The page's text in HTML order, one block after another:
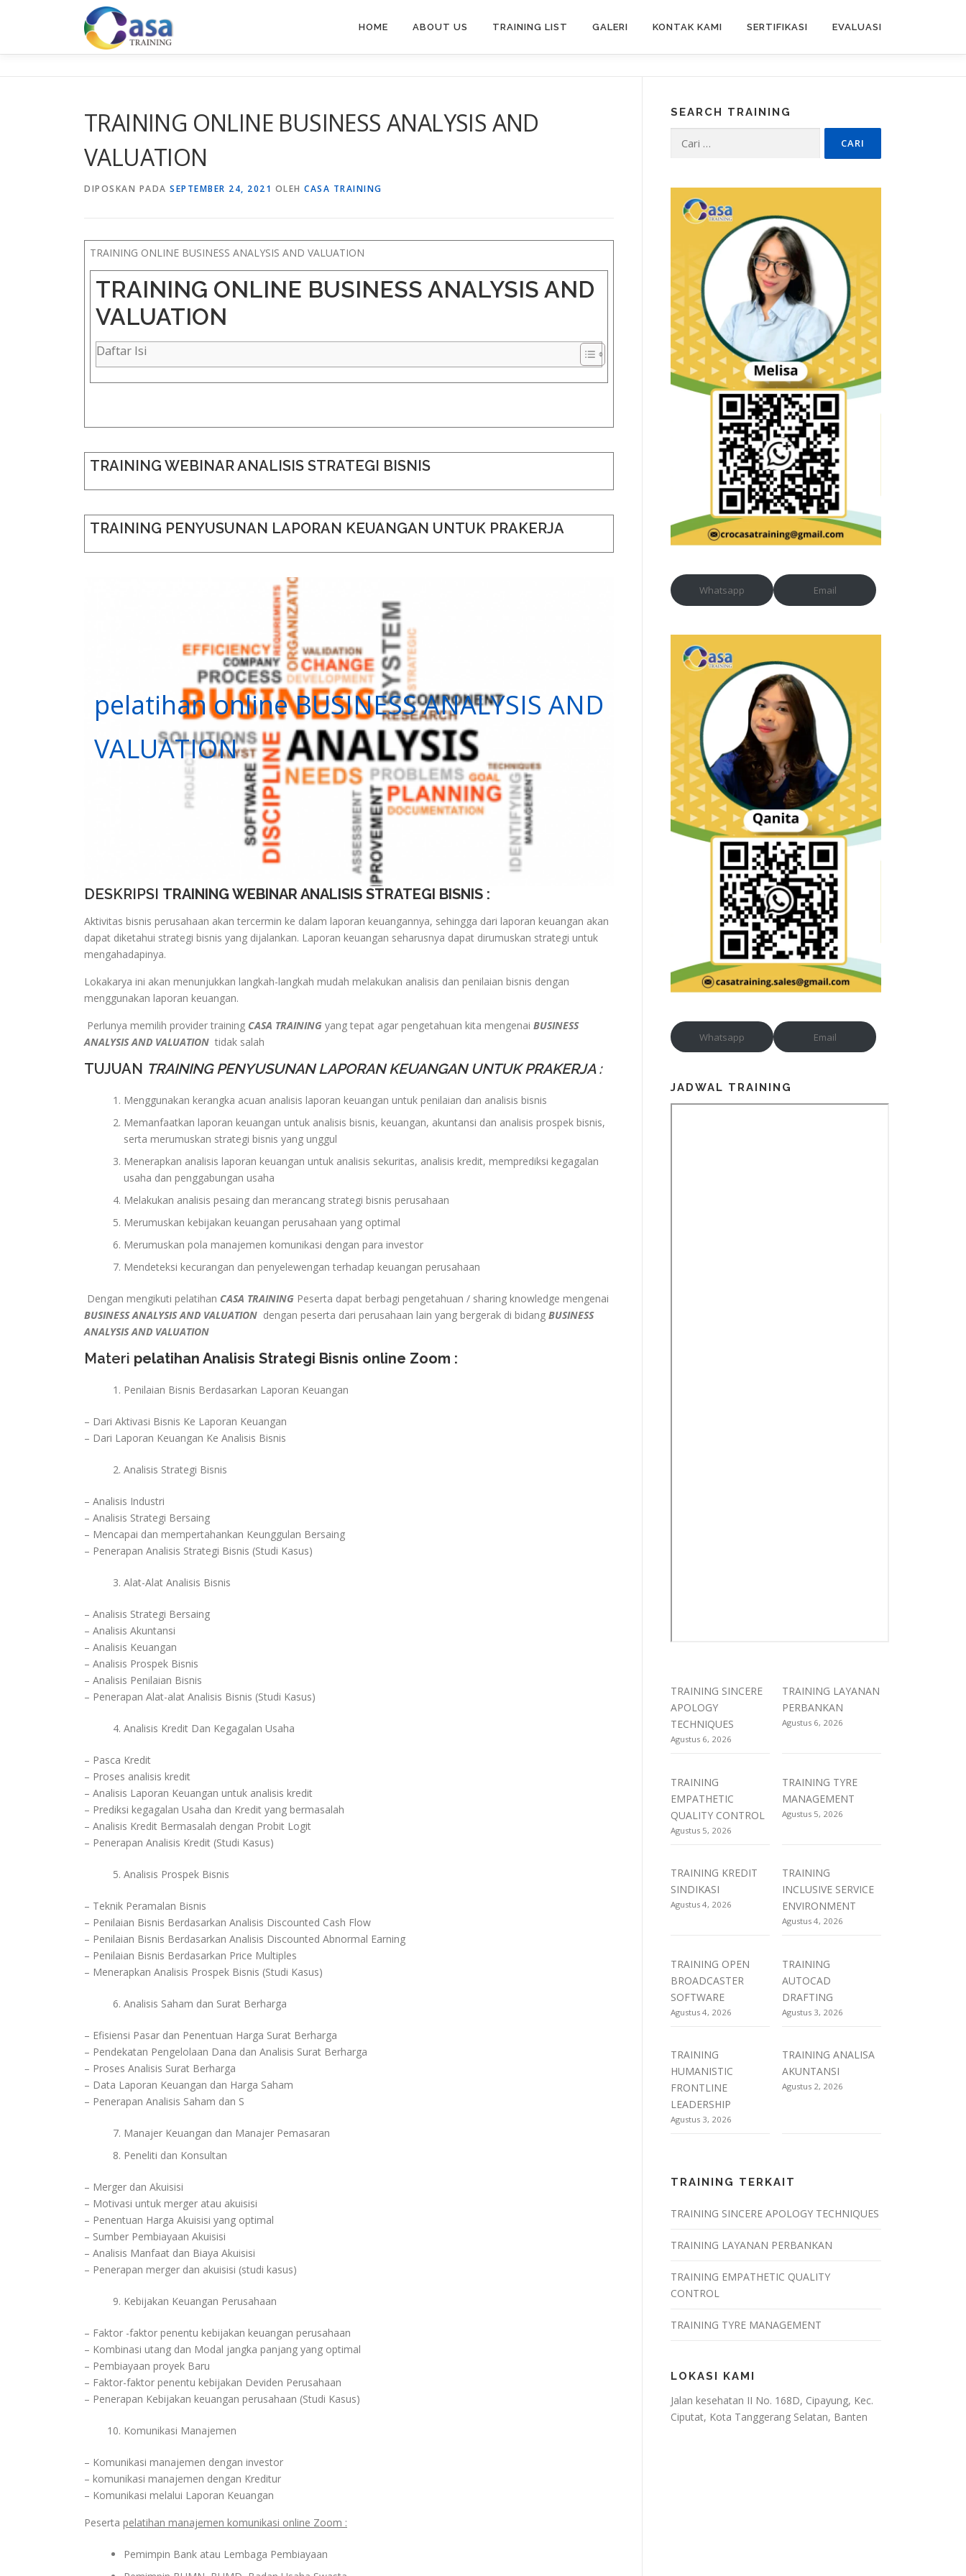
HOME ABOUT US TRAINING LIST GALERI KONTAK KAMI SERTIFIKASI EVALUASI
TRAINING ONLINE BUSINESS ANALYSIS AND
VALUATION
DIPOSKAN PADA SEPTEMBER 24, 2021 OLEH CASA TRAINING
TRAINING ONLINE BUSINESS ANALYSIS AND VALUATION
TRAINING ONLINE BUSINESS ANALYSIS AND
VALUATION
Daftar Isi
TRAINING WEBINAR ANALISIS STRATEGI BISNIS
TRAINING PENYUSUNAN LAPORAN KEUANGAN UNTUK PRAKERJA
pelatihan online BUSINESS ANALYSIS AND
VALUATION
DESKRIPSI TRAINING WEBINAR ANALISIS STRATEGI BISNIS :
Aktivitas bisnis perusahaan akan tercermin ke dalam laporan keuangannya, sehingga dari laporan keuangan akan
dapat diketahui strategi bisnis yang dijalankan. Laporan keuangan seharusnya dapat dirumuskan strategi untuk
mengahadapinya.
Lokakarya ini akan menunjukkan langkah-langkah mudah melakukan analisis dan penilaian bisnis dengan
menggunakan laporan keuangan.
Perlunya memilih provider training CASA TRAINING yang tepat agar pengetahuan kita mengenai BUSINESS
ANALYSIS AND VALUATION tidak salah
TUJUAN TRAINING PENYUSUNAN LAPORAN KEUANGAN UNTUK PRAKERJA :
Menggunakan kerangka acuan analisis laporan keuangan untuk penilaian dan analisis bisnis
Memanfaatkan laporan keuangan untuk analisis bisnis, keuangan, akuntansi dan analisis prospek bisnis,
serta merumuskan strategi bisnis yang unggul
Menerapkan analisis laporan keuangan untuk analisis sekuritas, analisis kredit, memprediksi kegagalan
usaha dan penggabungan usaha
Melakukan analisis pesaing dan merancang strategi bisnis perusahaan
Merumuskan kebijakan keuangan perusahaan yang optimal
Merumuskan pola manajemen komunikasi dengan para investor
Mendeteksi kecurangan dan penyelewengan terhadap keuangan perusahaan
Dengan mengikuti pelatihan CASA TRAINING Peserta dapat berbagi pengetahuan / sharing knowledge mengenai
BUSINESS ANALYSIS AND VALUATION dengan peserta dari perusahaan lain yang bergerak di bidang BUSINESS
ANALYSIS AND VALUATION
Materi pelatihan Analisis Strategi Bisnis online Zoom :
Penilaian Bisnis Berdasarkan Laporan Keuangan
– Dari Aktivasi Bisnis Ke Laporan Keuangan
– Dari Laporan Keuangan Ke Analisis Bisnis
Analisis Strategi Bisnis
– Analisis Industri
– Analisis Strategi Bersaing
– Mencapai dan mempertahankan Keunggulan Bersaing
– Penerapan Analisis Strategi Bisnis (Studi Kasus)
Alat-Alat Analisis Bisnis
– Analisis Strategi Bersaing
– Analisis Akuntansi
– Analisis Keuangan
– Analisis Prospek Bisnis
– Analisis Penilaian Bisnis
– Penerapan Alat-alat Analisis Bisnis (Studi Kasus)
Analisis Kredit Dan Kegagalan Usaha
– Pasca Kredit
– Proses analisis kredit
– Analisis Laporan Keuangan untuk analisis kredit
– Prediksi kegagalan Usaha dan Kredit yang bermasalah
– Analisis Kredit Bermasalah dengan Probit Logit
– Penerapan Analisis Kredit (Studi Kasus)
Analisis Prospek Bisnis
– Teknik Peramalan Bisnis
– Penilaian Bisnis Berdasarkan Analisis Discounted Cash Flow
– Penilaian Bisnis Berdasarkan Analisis Discounted Abnormal Earning
– Penilaian Bisnis Berdasarkan Price Multiples
– Menerapkan Analisis Prospek Bisnis (Studi Kasus)
Analisis Saham dan Surat Berharga
– Efisiensi Pasar dan Penentuan Harga Surat Berharga
– Pendekatan Pengelolaan Dana dan Analisis Surat Berharga
– Proses Analisis Surat Berharga
– Data Laporan Keuangan dan Harga Saham
– Penerapan Analisis Saham dan S
Manajer Keuangan dan Manajer Pemasaran
Peneliti dan Konsultan
– Merger dan Akuisisi
– Motivasi untuk merger atau akuisisi
– Penentuan Harga Akuisisi yang optimal
– Sumber Pembiayaan Akuisisi
– Analisis Manfaat dan Biaya Akuisisi
– Penerapan merger dan akuisisi (studi kasus)
Kebijakan Keuangan Perusahaan
– Faktor -faktor penentu kebijakan keuangan perusahaan
– Kombinasi utang dan Modal jangka panjang yang optimal
– Pembiayaan proyek Baru
– Faktor-faktor penentu kebijakan Deviden Perusahaan
– Penerapan Kebijakan keuangan perusahaan (Studi Kasus)
Komunikasi Manajemen
– Komunikasi manajemen dengan investor
– komunikasi manajemen dengan Kreditur
– Komunikasi melalui Laporan Keuangan
Peserta pelatihan manajemen komunikasi online Zoom :
Pemimpin Bank atau Lembaga Pembiayaan
SEARCH TRAINING
untuk:
Whatsapp Email
Whatsapp Email
JADWAL TRAINING
TRAINING SINCERE
APOLOGY
TECHNIQUES
Agustus 6, 2026
TRAINING LAYANAN
PERBANKAN
Agustus 6, 2026
TRAINING
EMPATHETIC
QUALITY CONTROL
Agustus 5, 2026
TRAINING TYRE
MANAGEMENT
Agustus 5, 2026
TRAINING KREDIT
SINDIKASI
Agustus 4, 2026
TRAINING
INCLUSIVE SERVICE
ENVIRONMENT
Agustus 4, 2026
TRAINING OPEN
BROADCASTER
SOFTWARE
Agustus 4, 2026
TRAINING
AUTOCAD
DRAFTING
Agustus 3, 2026
TRAINING
HUMANISTIC
FRONTLINE
LEADERSHIP
Agustus 3, 2026
TRAINING ANALISA
AKUNTANSI
Agustus 2, 2026
TRAINING TERKAIT
TRAINING SINCERE APOLOGY TECHNIQUES
TRAINING LAYANAN PERBANKAN
TRAINING EMPATHETIC QUALITY
CONTROL
TRAINING TYRE MANAGEMENT
LOKASI KAMI
Jalan kesehatan II No. 168D, Cipayung, Kec.
Ciputat, Kota Tanggerang Selatan, Banten